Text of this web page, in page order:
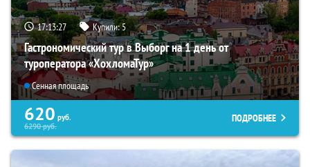
17:13:26 Купили:5
Гастрономический тур в Выборг на 1 день от
туроператора «ХохломаТур»
Сенная площадь
620 руб.
6290руб.
ПОДРОБНЕЕ